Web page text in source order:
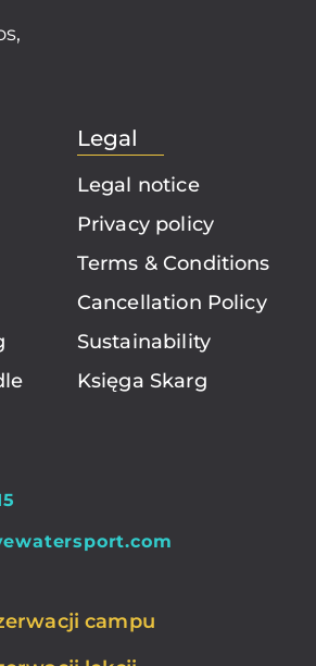
Legal
Legal notice
Privacy policy
Terms & Conditions
Cancellation Policy
Sustainability
Księga Skarg
campu